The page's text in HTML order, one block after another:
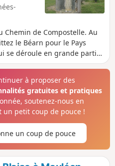
de Compostelle. Au
le Béarn pour le Pays
se déroule en grande partie
et des chemins à travers
prévoir le ravitaillement au
à proposer des
gratuites et pratiques
soutenez-nous en
un petit coup de pouce !
un coup de pouce